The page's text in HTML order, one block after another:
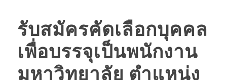
รับสมัครคัดเลือกบุคคล
เพื่อบรรจุเป็นพนักงาน
มหาวิทยาลัย ตำแหน่ง